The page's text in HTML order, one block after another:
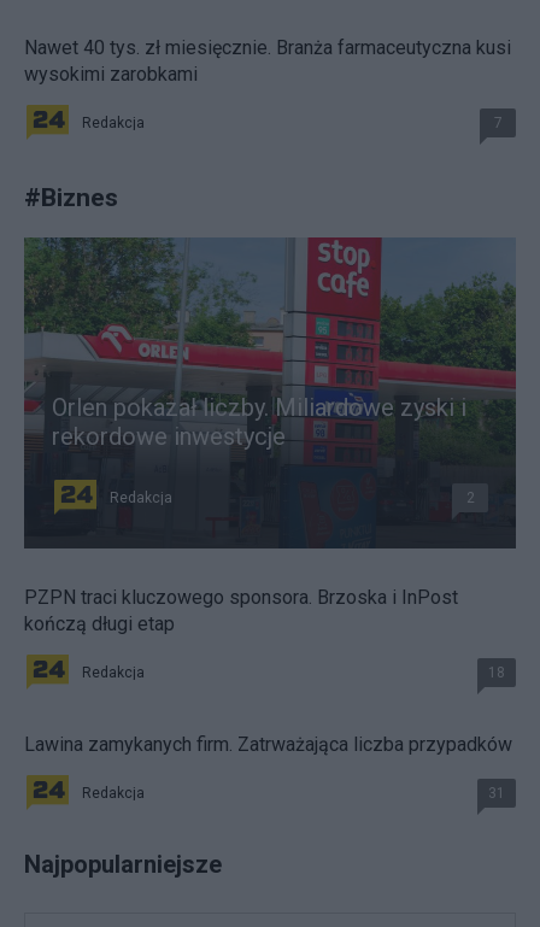
Nawet 40 tys. zł miesięcznie. Branża farmaceutyczna kusi
wysokimi zarobkami
Redakcja 7
#Biznes
Orlen pokazał liczby. Miliardowe zyski i
rekordowe inwestycje
Redakcja 2
PZPN traci kluczowego sponsora. Brzoska i InPost
kończą długi etap
Redakcja 18
Lawina zamykanych firm. Zatrważająca liczba przypadków
Redakcja 31
Najpopularniejsze